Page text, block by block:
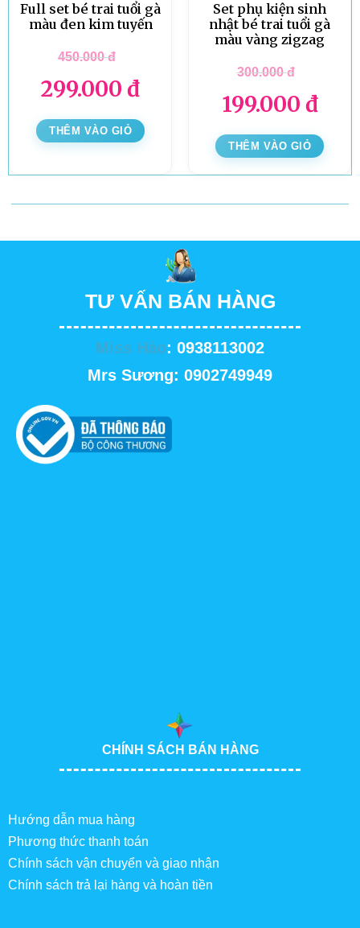
Full set bé trai tuổi gà
màu đen kim tuyến
450.000đ
299.000 đ
THÊM VÀO GIỎ
Set phụ kiện sinh
nhật bé trai tuổi gà
màu vàng zigzag
300.000đ
199.000 đ
THÊM VÀO GIỎ
TƯ VẤN BÁN HÀNG
Miss Hảo: 0938113002
Mrs Sương: 0902749949
CHÍNH SÁCH BÁN HÀNG
Hướng dẫn mua hàng
Phương thức thanh toán
Chính sách vận chuyển và giao nhận
Chính sách trả lại hàng và hoàn tiền